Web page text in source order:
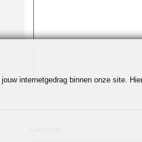
internetgedrag binnen onze site.